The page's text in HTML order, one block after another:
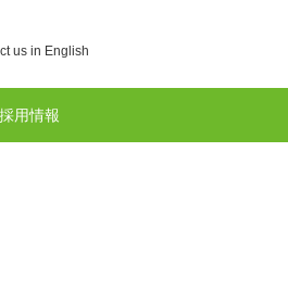
us in English
採用情報